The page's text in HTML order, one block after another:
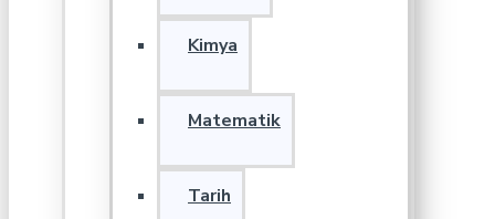
Kimya
Matematik
Tarih